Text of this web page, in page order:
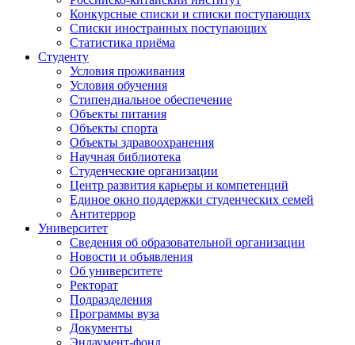
Конкурсные списки и списки поступающих
Списки иностранных поступающих
Статистика приёма
Студенту
Условия проживания
Условия обучения
Стипендиальное обеспечение
Объекты питания
Объекты спорта
Объекты здравоохранения
Научная библиотека
Студенческие организации
Центр развития карьеры и компетенций
Единое окно поддержки студенческих семей
Антитеррор
Университет
Сведения об образовательной организации
Новости и объявления
Об университете
Ректорат
Подразделения
Программы вуза
Документы
Эндаумент-фонд